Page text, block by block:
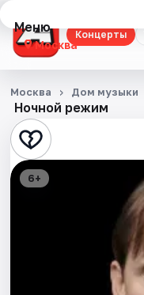
Концерты
Меню
Москва
Концерты
Театр
Стендап
Ночной режим
Москва Дом музыки
6+